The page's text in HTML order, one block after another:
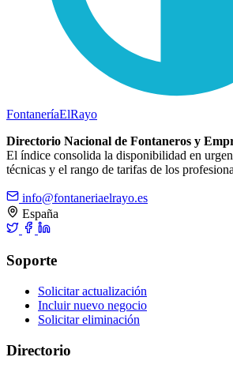
FontaneríaElRayo
Directorio Nacional de Fontaneros y
El índice consolida la disponibilidad en
técnicas y el rango de tarifas de los
info@fontaneriaelrayo.es
España
Soporte
Solicitar actualización
Incluir nuevo negocio
Solicitar eliminación
Directorio